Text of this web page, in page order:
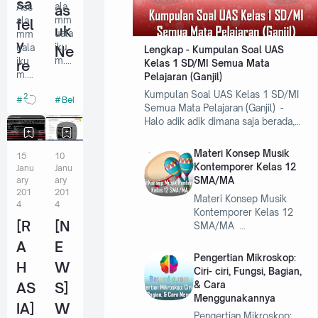
sa
fel
y
re
ov
e
rd
di
sk
ex
ter
na
l
Ass
ala
mm
uala
iku
m.w
Seb
enar
nya
sih
ane
uda
h
lam
a
mau
shar
e
tent
ang
ini,
nah
Motivasi
2
as
uk
Ne
Yo
rk
Ti
m
es,
wa
jib
di
ku
nj
un
ala
mm
uala
iku
m.w
akar
ta
me
man
g
coo
l
bisa
mas
uk
Ne
w
York
Tim
es,
mas
Belajar
15
Janu
ary
201
4
[R
A
H
AS
IA]
10
Janu
ary
201
4
[N
E
W
S]
W
Lengkap - Kumpulan Soal UAS
Kelas 1 SD/MI Semua Mata
Pelajaran (Ganjil)
Kumpulan Soal UAS Kelas 1 SD/MI
Semua Mata Pelajaran (Ganjil) -
Halo adik adik dimana saja berada,…
Materi Konsep Musik
Kontemporer Kelas 12
SMA/MA
Materi Konsep Musik
Kontemporer Kelas 12
SMA/MA …
Pengertian Mikroskop:
Ciri- ciri, Fungsi, Bagian,
& Cara
Menggunakannya